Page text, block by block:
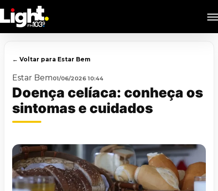
to
main
← Voltar para Estar Bem
Estar Bem01/06/2026 10:44
Doença celíaca: conheça os
sintomas e cuidados